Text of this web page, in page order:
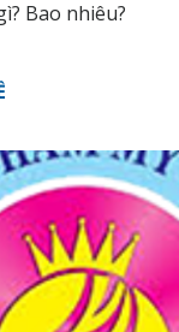
Bao nhiêu?